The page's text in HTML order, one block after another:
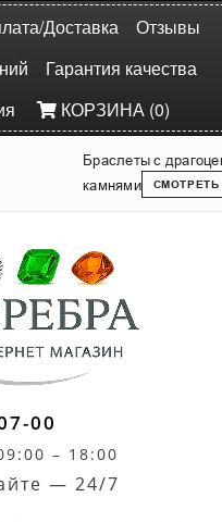
Доставка
Отзывы
Гарантия качества
КОРЗИНА (0)
Браслеты с
камнями
СМОТРЕТЬ
00
– 18:00
— 24/7